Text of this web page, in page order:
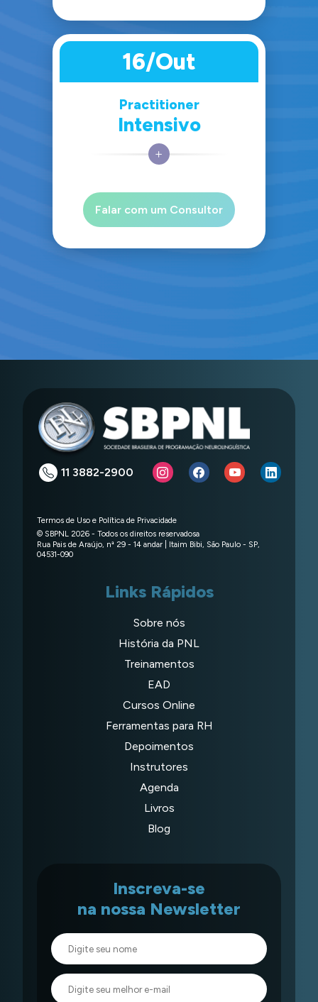
16/Out
Practitioner
Intensivo
Falar com um Consultor
11 3882-2900
Termos de Uso e Política de Privacidade
© SBPNL 2026 - Todos os direitos reservadosa
Rua Pais de Araújo, nª 29 - 14 andar | Itaim Bibi, São Paulo - SP,
04531-090
Links Rápidos
Sobre nós
História da PNL
Treinamentos
EAD
Cursos Online
Ferramentas para RH
Depoimentos
Instrutores
Agenda
Livros
Blog
Inscreva-se
na nossa Newsletter